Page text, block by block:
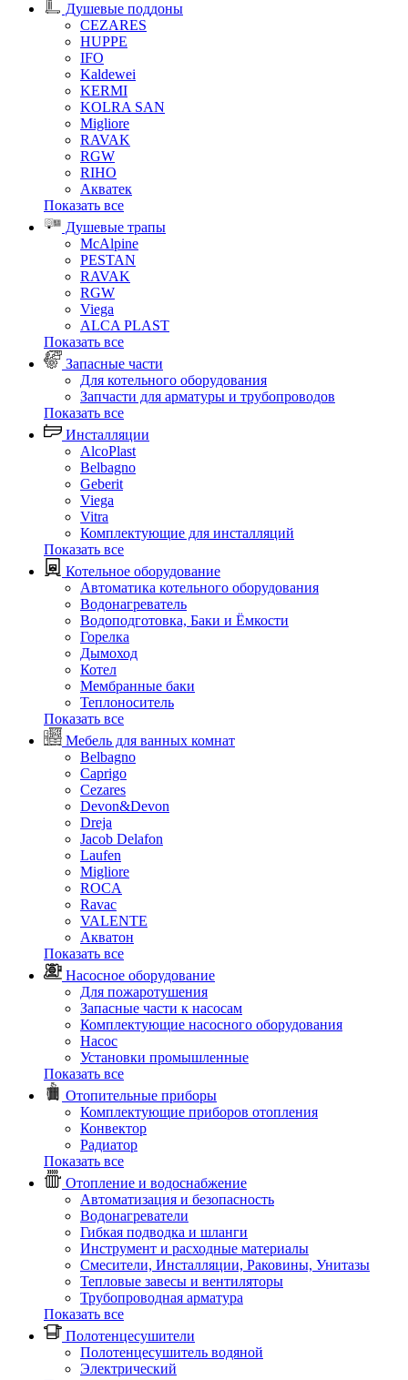
Душевые поддоны
CEZARES
HUPPE
IFO
Kaldewei
KERMI
KOLRA SAN
Migliore
RAVAK
RGW
RIHO
Акватек
Показать все
Душевые трапы
McAlpine
PESTAN
RAVAK
RGW
Viega
АLCA PLAST
Показать все
Запасные части
Для котельного оборудования
Запчасти для арматуры и трубопроводов
Показать все
Инсталляции
AlcoPlast
Belbagno
Geberit
Viega
Vitra
Комплектующие для инсталляций
Показать все
Котельное оборудование
Автоматика котельного оборудования
Водонагреватель
Водоподготовка, Баки и Ёмкости
Горелка
Дымоход
Котел
Мембранные баки
Теплоноситель
Показать все
Мебель для ванных комнат
Belbagno
Caprigo
Cezares
Devon&Devon
Dreja
Jacob Delafon
Laufen
Migliore
ROCA
Rаvac
VALENTE
Акватон
Показать все
Насосное оборудование
Для пожаротушения
Запасные части к насосам
Комплектующие насосного оборудования
Насос
Установки промышленные
Показать все
Отопительные приборы
Комплектующие приборов отопления
Конвектор
Радиатор
Показать все
Отопление и водоснабжение
Автоматизация и безопасность
Водонагреватели
Гибкая подводка и шланги
Инструмент и расходные материалы
Смесители, Инсталляции, Раковины, Унитазы
Тепловые завесы и вентиляторы
Трубопроводная арматура
Показать все
Полотенцесушители
Полотенцесушитель водяной
Электрический